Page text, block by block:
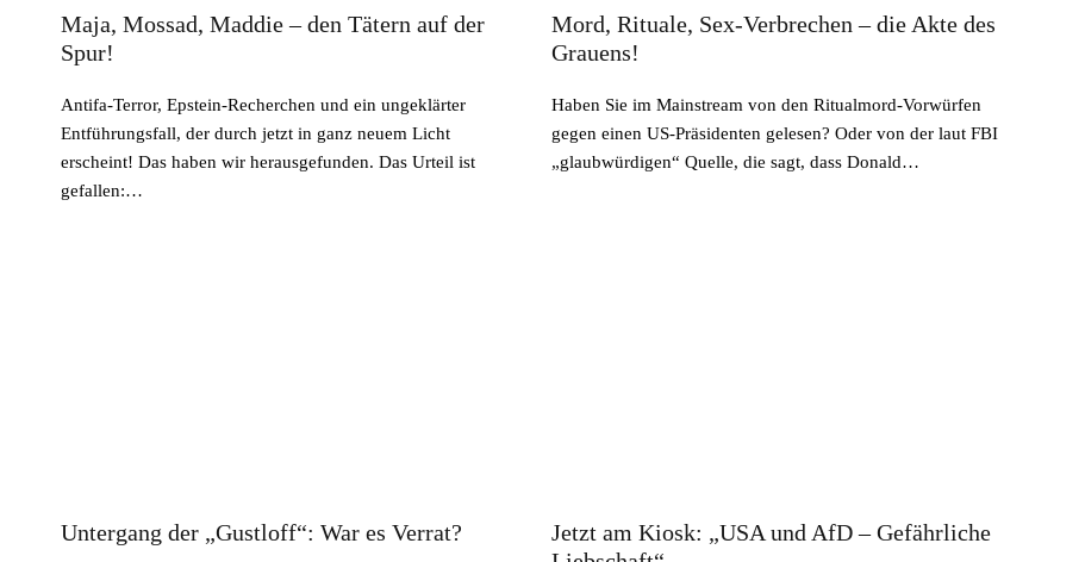
Maja, Mossad, Maddie – den Tätern auf der
Spur!
Antifa-Terror, Epstein-Recherchen und ein ungeklärter
Entführungsfall, der durch jetzt in ganz neuem Licht
erscheint! Das haben wir herausgefunden. Das Urteil ist
gefallen:…
Mord, Rituale, Sex-Verbrechen – die Akte des
Grauens!
Haben Sie im Mainstream von den Ritualmord-Vorwürfen
gegen einen US-Präsidenten gelesen? Oder von der laut FBI
„glaubwürdigen“ Quelle, die sagt, dass Donald…
Untergang der „Gustloff“: War es Verrat?
Jetzt am Kiosk: „USA und AfD – Gefährliche